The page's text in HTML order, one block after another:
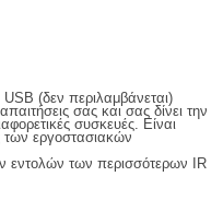
(δεν περιλαμβάνεται)
σας και σας δίνει την
συσκευές. Είναι
των εργοστασιακών
εντολών των περισσότερων IR